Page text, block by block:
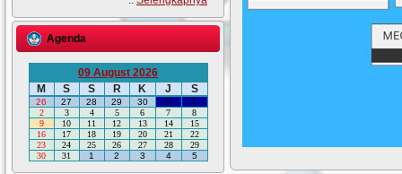
Agenda
09 August 2026
M
S S R K J S
26 27 28 29 30 31
1
2
3 4 5 6 7
8
9
10 11 12 13 14
15
16
17 18 19 20 21
22
23
24 25 26 27 28
29
30
31 1 2 3 4 5